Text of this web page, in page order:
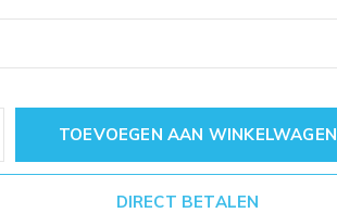
TOEVOEGEN AAN WINKELWAGEN
DIRECT BETALEN